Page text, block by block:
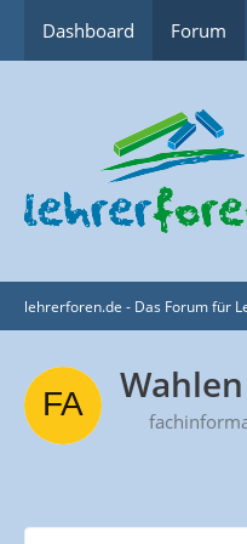
Dashboard Forum
lehrerforen.de - Das Forum für